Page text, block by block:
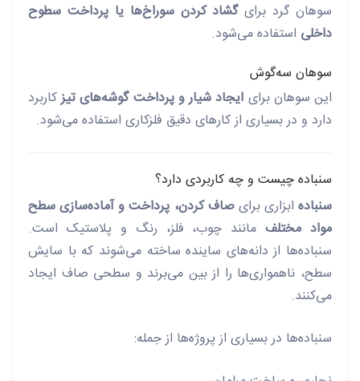
سوهان گرد برایگشاد کردن سوراخ‌ها یا پرداخت سطوح
داخلی استفاده می‌شود.
سوهان سه‌گوش
این سوهان برای ایجاد شیار و پرداخت گوشه‌های تیزکاربرد
دارد و در بسیاری از کارهای دقیق فلزکاری استفاده می‌شود.
سنباده چیست و چه کاربردی دارد؟
سنباده ابزاری برایصاف کردن، پرداخت و آماده‌سازی سطح
مواد مختلفمانند چوب، فلز، رنگ و پلاستیک است.
سنباده‌ها از دانه‌های ساینده ساخته می‌شوند که با سایش
سطح، ناهمواری‌ها را از بین می‌برند و سطحی صاف ایجاد
می‌کنند.
سنباده‌ها در بسیاری از پروژه‌ها از جمله: